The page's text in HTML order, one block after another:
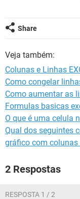
3
Share
Veja também:
Colunas e Linhas
Como congelar
Como aumentar as
Formulas basicas
O que é uma celula
Qual dos seguintes
gráfico com colunas
2 Respostas
RESPOSTA 1 / 2